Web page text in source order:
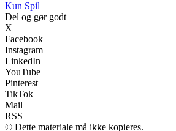
Kun Spil
Del og gør godt
X
Facebook
Instagram
LinkedIn
YouTube
Pinterest
TikTok
Mail
RSS
© Dette materiale må ikke kopieres.